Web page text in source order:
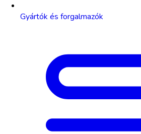
Gyártók és forgalmazók